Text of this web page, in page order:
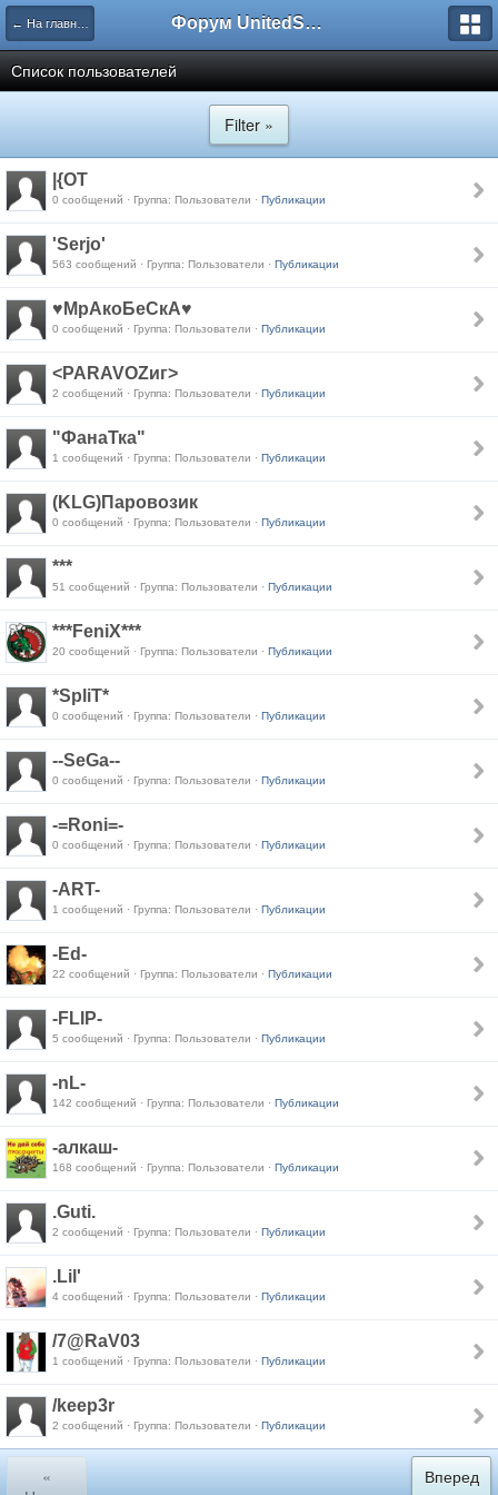
← На главную Форум UnitedSouth
Список пользователей
Filter »
|{OT
0 сообщений · Группа: Пользователи · Публикации
'Serjo'
563 сообщений · Группа: Пользователи · Публикации
♥МрАкоБеСкА♥
0 сообщений · Группа: Пользователи · Публикации
<PARAVOZиг>
2 сообщений · Группа: Пользователи · Публикации
"ФанаТка"
1 сообщений · Группа: Пользователи · Публикации
(KLG)Паровозик
0 сообщений · Группа: Пользователи · Публикации
***
51 сообщений · Группа: Пользователи · Публикации
***FeniX***
20 сообщений · Группа: Пользователи · Публикации
*SpliT*
0 сообщений · Группа: Пользователи · Публикации
--SeGa--
0 сообщений · Группа: Пользователи · Публикации
-=Roni=-
0 сообщений · Группа: Пользователи · Публикации
-ART-
1 сообщений · Группа: Пользователи · Публикации
-Ed-
22 сообщений · Группа: Пользователи · Публикации
-FLIP-
5 сообщений · Группа: Пользователи · Публикации
-nL-
142 сообщений · Группа: Пользователи · Публикации
-алкаш-
168 сообщений · Группа: Пользователи · Публикации
.Guti.
2 сообщений · Группа: Пользователи · Публикации
.Lil'
4 сообщений · Группа: Пользователи · Публикации
/7@RaV03
1 сообщений · Группа: Пользователи · Публикации
/keep3r
2 сообщений · Группа: Пользователи · Публикации
«
Вперед